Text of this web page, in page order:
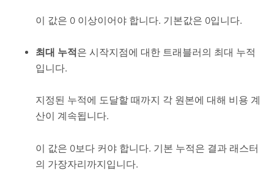
이 값은 0 이상이어야 합니다. 기본값은 0입니다.
최대 누적은 시작지점에 대한 트래블러의 최대 누적
입니다.
지정된 누적에 도달할 때까지 각 원본에 대해 비용 계
산이 계속됩니다.
이 값은 0보다 커야 합니다. 기본 누적은 결과 래스터
의 가장자리까지입니다.